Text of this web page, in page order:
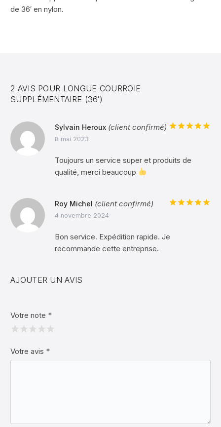
de 36′ en nylon.
2 AVIS POUR LONGUE COURROIE
SUPPLÉMENTAIRE (36′)
Sylvain Heroux (client confirmé)
8 mai 2023
Toujours un service super et produits de
qualité, merci beaucoup
Roy Michel (client confirmé)
4 novembre 2024
Bon service. Expédition rapide. Je
recommande cette entreprise.
AJOUTER UN AVIS
Votre note *
Votre avis *